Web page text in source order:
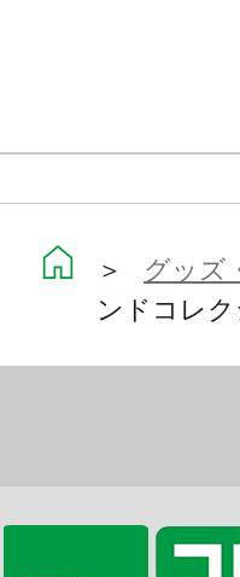
＞ グッズ
ンドコレ